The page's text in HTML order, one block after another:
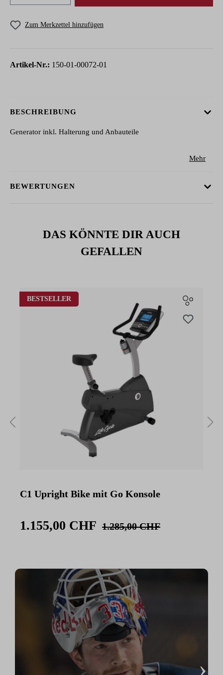
Zum Merkzettel hinzufügen
Artikel-Nr.: 150-01-00072-01
BESCHREIBUNG
Generator inkl. Halterung und Anbauteile
Mehr
BEWERTUNGEN
DAS KÖNNTE DIR AUCH
GEFALLEN
Produktgalerie überspringen
BESTSELLER
C1 Upright Bike mit Go Konsole
1.155,00 CHF 1.285,00 CHF
›